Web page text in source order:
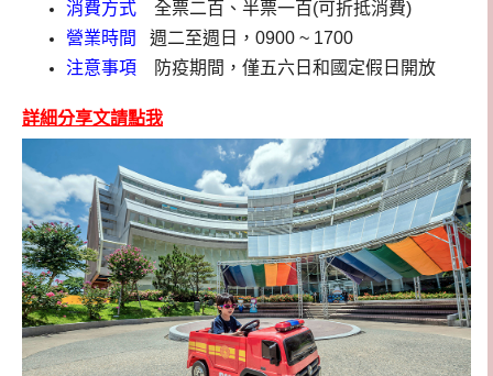
消費方式
全票二百、半票一百(可折抵消費)
營業時間
週二至週日，0900 ~ 1700
注意事項
防疫期間，僅五六日和國定假日開放
詳細分享文請點我